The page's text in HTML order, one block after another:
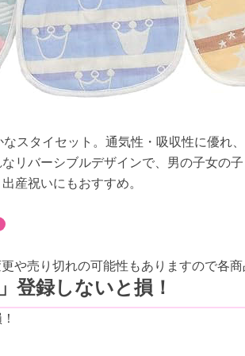
スタイセット。通気性・吸収性に優れ
リバーシブルデザインで、男の子女の
産祝いにもおすすめ。
売り切れの可能性もありますので各商
登録しないと損！